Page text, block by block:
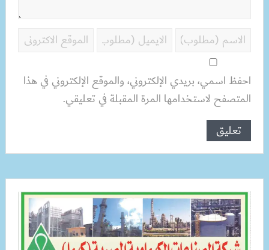
احفظ اسمي، بريدي الإلكتروني، والموقع الإلكتروني في هذا
المتصفح لاستخدامها المرة المقبلة في تعليقي.